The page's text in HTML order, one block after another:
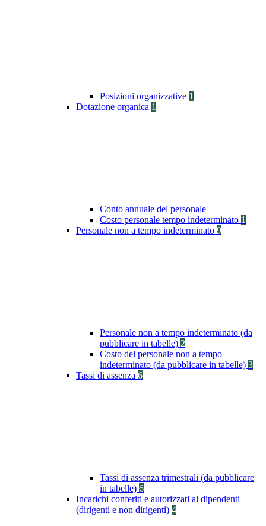
Posizioni organizzative 1
Dotazione organica 1
Conto annuale del personale
Costo personale tempo indeterminato 1
Personale non a tempo indeterminato 9
Personale non a tempo indeterminato (da
pubblicare in tabelle) 2
Costo del personale non a tempo
indeterminato (da pubblicare in tabelle) 3
Tassi di assenza 6
Tassi di assenza trimestrali (da pubblicare
in tabelle) 6
Incarichi conferiti e autorizzati ai dipendenti
(dirigenti e non dirigenti) 4